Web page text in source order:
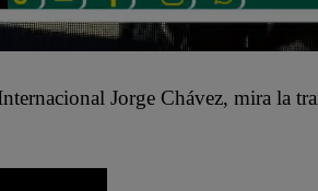
Jorge Chávez, mira la